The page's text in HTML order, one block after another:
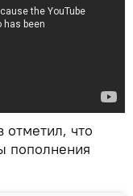
что
пополнения